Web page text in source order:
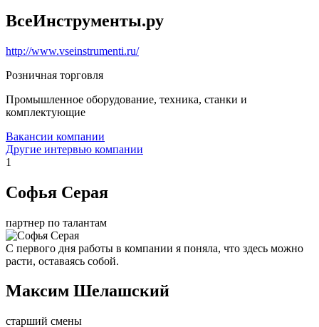
ВсеИнструменты.ру
http://www.vseinstrumenti.ru/
Розничная торговля
Промышленное оборудование, техника, станки и
комплектующие
Вакансии компании
Другие интервью компании
1
Софья Серая
партнер по талантам
С первого дня работы в компании я поняла, что здесь можно
расти, оставаясь собой.
Максим Шелашский
старший смены